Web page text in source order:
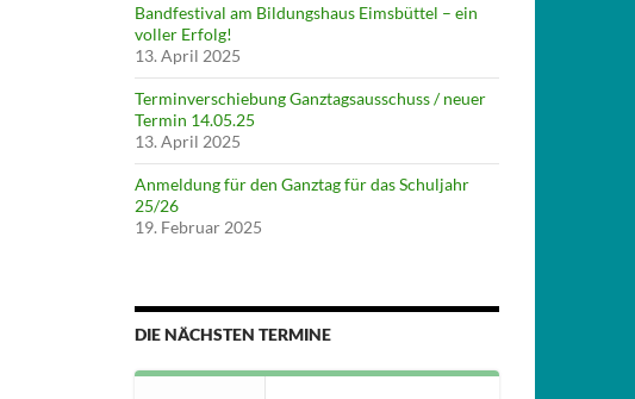
Bandfestival am Bildungshaus Eimsbüttel – ein
voller Erfolg!
13. April 2025
Terminverschiebung Ganztagsausschuss / neuer
Termin 14.05.25
13. April 2025
Anmeldung für den Ganztag für das Schuljahr
25/26
19. Februar 2025
DIE NÄCHSTEN TERMINE